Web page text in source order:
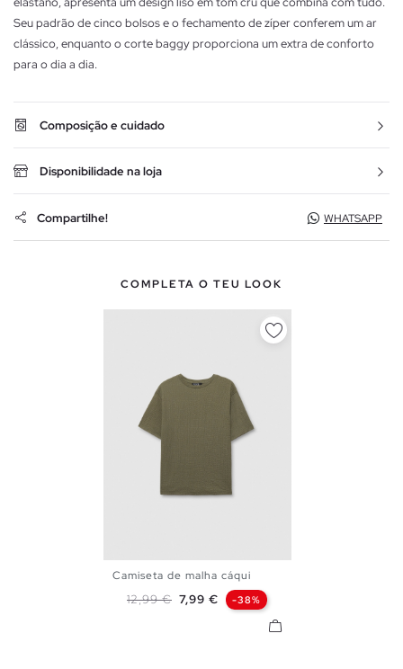
Seu padrão de cinco bolsos e o fechamento de zíper conferem um ar
clássico, enquanto o corte baggy proporciona um extra de conforto
para o dia a dia.
Composição e cuidado
Disponibilidade na loja
Compartilhe! WHATSAPP
COMPLETA O TEU LOOK
Camiseta de malha cáqui
Preço normal
12,99 € Preço
7,99 € -38%